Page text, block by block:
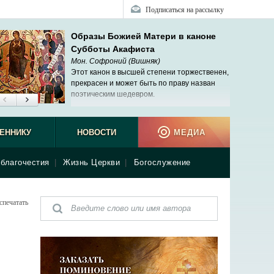
Подписаться на рассылку
Образы Божией Матери в каноне
Субботы Акафиста
Мон. Софроний (Вишняк)
Этот канон в высшей степени торжественен,
прекрасен и может быть по праву назван
поэтическим шедевром.
Жизнь Церкви Богослужение
НОВОСТИ МЕДИА